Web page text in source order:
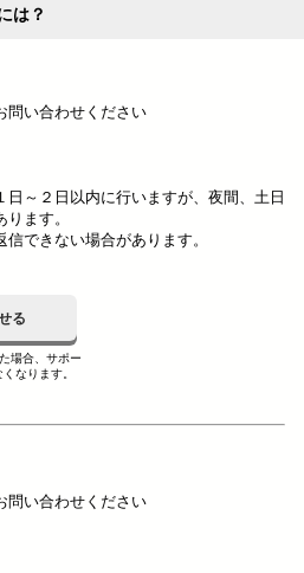
は？
問い合わせください
～２日以内に行いますが、夜間、土日
ます。
できない場合があります。
る
場合、サポー
なります。
問い合わせください